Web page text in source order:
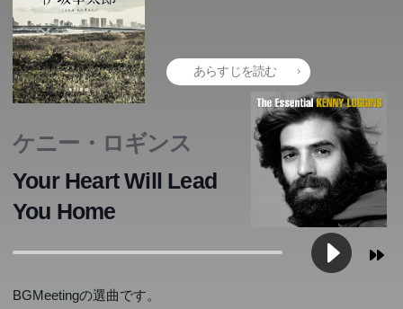
最強の殺し屋は――恐妻家。 殺し屋シリーズ最新作!
最強の殺し屋は――恐妻家。 殺し屋シリーズ最新作!
最強の殺し屋は――恐妻家。 殺し屋シリーズ最新作!
最強の殺し屋は――恐妻家。 殺し屋シリーズ最新作!
最強の殺し屋は――恐妻家。 殺し屋シリーズ最新作!
最強の殺し屋は――恐妻家。 殺し屋シリーズ最新作!
あらすじを読む
最強の殺し屋は――恐妻家。 殺し屋シリーズ最新作!
ケニー・ロギンス
Your Heart Will Lead
You Home
BGMeetingの選曲です。
最強の殺し屋は――恐妻家。 殺し屋シリーズ最新作!
最強の殺し屋は――恐妻家。 殺し屋シリーズ最新作!
最強の殺し屋は――恐妻家。 殺し屋シリーズ最新作!
最強の殺し屋は――恐妻家。 殺し屋シリーズ最新作!
最強の殺し屋は――恐妻家。 殺し屋シリーズ最新作!
最強の殺し屋は――恐妻家。 殺し屋シリーズ最新作!
最強の殺し屋は――恐妻家。 殺し屋シリーズ最新作!
最強の殺し屋は――恐妻家。 殺し屋シリーズ最新作!